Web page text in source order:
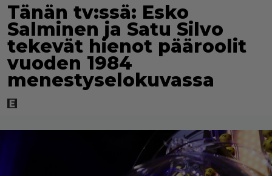
Tänän tv:ssä: Esko
Salminen ja Satu Silvo
tekevät hienot pääroolit
vuoden 1984
menestyselokuvassa